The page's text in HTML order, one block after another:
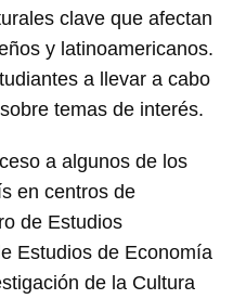
clave que afectan
y latinoamericanos.
a llevar a cabo
temas de interés.
a algunos de los
en centros de
de Estudios
Estudios de Economía
de la Cultura